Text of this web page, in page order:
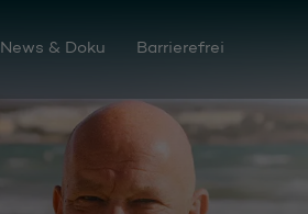
News & Doku Barrierefrei